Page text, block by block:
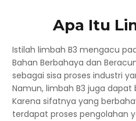
Apa Itu
Istilah limbah B3 mengacu
Bahan Berbahaya dan
sebagai sisa proses industri
Namun, limbah B3 juga
Karena sifatnya yang
terdapat proses pengolahan